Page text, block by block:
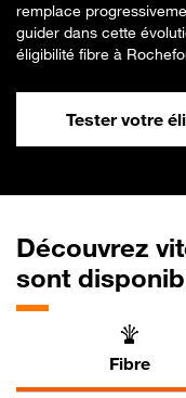
remplace
guider dans cette
éligibilité fibre à
Tester votre
Découvrez
sont
Fibre